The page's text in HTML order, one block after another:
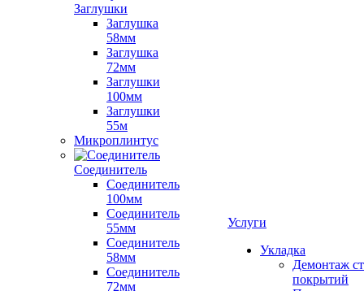
Заглушки
Заглушка
58мм
Заглушка
72мм
Заглушки
100мм
Заглушки
55м
Микроплинтус
Соединитель
Соединитель
100мм
Соединитель
55мм
Соединитель
58мм
Соединитель
72мм
Услуги
Укладка
Демонтаж
покрытий